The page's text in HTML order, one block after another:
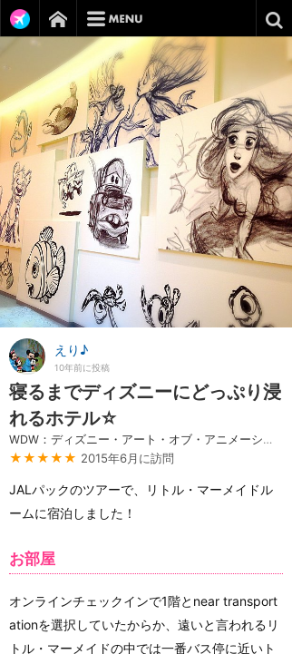
えり♪
10年前に投稿
寝るまでディズニーにどっぷり浸
れるホテル☆
WDW：ディズニー・アート・オブ・アニメーション・リゾート
★★★★★ 2015年6月に訪問
JALパックのツアーで、リトル・マーメイドル
ームに宿泊しました！
お部屋
オンラインチェックインで1階とnear transport
ationを選択していたからか、遠いと言われるリ
トル・マーメイドの中では一番バス停に近いト